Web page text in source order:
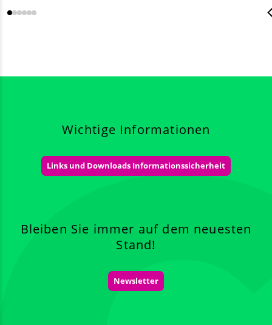
Wichtige Informationen
Links und Downloads Informationssicherheit
Bleiben Sie immer auf dem neuesten
Stand!
Newsletter